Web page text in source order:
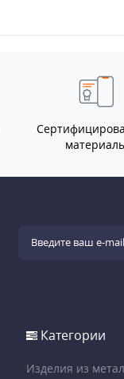
Категории
Изделия из